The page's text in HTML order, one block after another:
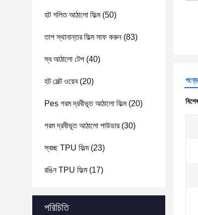
হট গলিত আঠালো ফিল্ম(50)
তাপ স্থানান্তর ফিল্ম সাফ করুন(83)
স্ব আঠালো টেপ (40)
হট মেল্ট ওয়েব(20)
Pes গরম দ্রবীভূত আঠালো ফিল্ম(20)
গরম দ্রবীভূত আঠালো পাউডার(30)
স্বচ্ছ TPU ফিল্ম(23)
রঙিন TPU ফিল্ম(17)
পরিচিতি